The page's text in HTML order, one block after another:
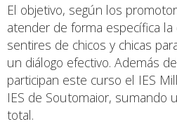
El objetivo, según los
atender de forma específica la
sentires de chicos y chicas
un diálogo efectivo. Además
participan este curso el IES
IES de Soutomaior, sumando
total.